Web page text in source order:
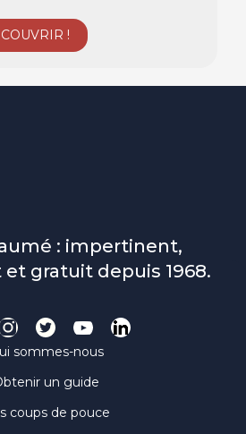
: impertinent,
gratuit depuis 1968.
sommes-nous
un guide
coups de pouce